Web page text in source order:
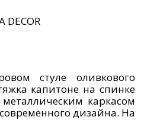
DECOR
стуле оливкового
капитоне на спинке
каркасом
дизайна. На